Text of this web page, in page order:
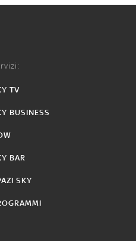
TV
BUSINESS
BAR
SKY